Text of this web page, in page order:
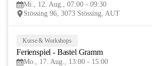
Mi., 12. Aug., 07:00 - 09:30
Stössing 96, 3073 Stössing, AUT
Kurse & Workshops
Ferienspiel - Bastel Gramm
Mo., 17. Aug., 13:00 - 15:00